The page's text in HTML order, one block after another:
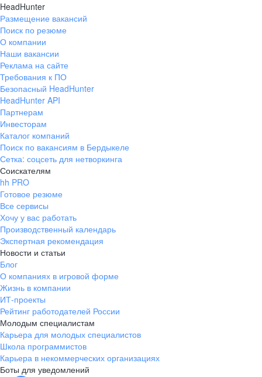
HeadHunter
Размещение вакансий
Поиск по резюме
О компании
Наши вакансии
Реклама на сайте
Требования к ПО
Безопасный HeadHunter
HeadHunter API
Партнерам
Инвесторам
Каталог компаний
Поиск по вакансиям в Бердыкеле
Сетка: соцсеть для нетворкинга
Соискателям
hh PRO
Готовое резюме
Все сервисы
Хочу у вас работать
Производственный календарь
Экспертная рекомендация
Новости и статьи
Блог
О компаниях в игровой форме
Жизнь в компании
ИТ-проекты
Рейтинг работодателей России
Молодым специалистам
Карьера для молодых специалистов
Школа программистов
Карьера в некоммерческих организациях
Боты для уведомлений